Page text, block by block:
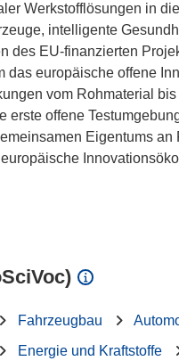
Werkstofflösungen in
intelligente
des EU-finanzierten
das europäische offene
vom Rohmaterial
offene
Eigentums
Fahrzeugbau
Energie und Kraftstoffe